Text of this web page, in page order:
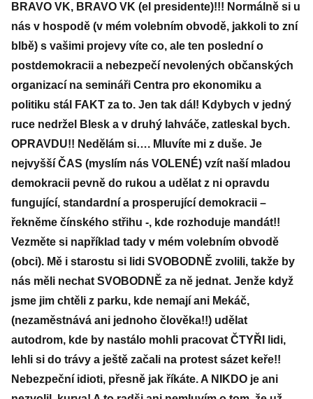
BRAVO VK, BRAVO VK (el presidente)!!! Normálně si u
nás v hospodě (v mém volebním obvodě, jakkoli to zní
blbě) s vašimi projevy víte co, ale ten poslední o
postdemokracii a nebezpečí nevolených občanských
organizací na semináři Centra pro ekonomiku a
politiku stál FAKT za to. Jen tak dál! Kdybych v jedný
ruce nedržel Blesk a v druhý lahváče, zatleskal bych.
OPRAVDU!! Nedělám si…. Mluvíte mi z duše. Je
nejvyšší ČAS (myslím nás VOLENÉ) vzít naší mladou
demokracii pevně do rukou a udělat z ni opravdu
fungující, standardní a prosperující demokracii –
řekněme čínského střihu -, kde rozhoduje mandát!!
Vezměte si například tady v mém volebním obvodě
(obci). Mě i starostu si lidi SVOBODNĚ zvolili, takže by
nás měli nechat SVOBODNĚ za ně jednat. Jenže když
jsme jim chtěli z parku, kde nemají ani Mekáč,
(nezaměstnává ani jednoho člověka!!) udělat
autodrom, kde by nastálo mohli pracovat ČTYŘI lidi,
lehli si do trávy a ještě začali na protest sázet keře!!
Nebezpeční idioti, přesně jak říkáte. A NIKDO je ani